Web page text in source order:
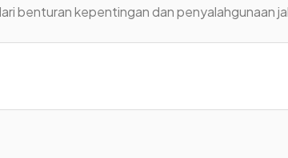
benturan kepentingan dan